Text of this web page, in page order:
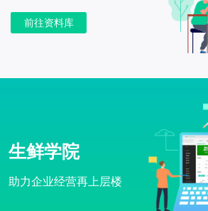
前往资料库
生鲜学院
助力企业经营再上层楼